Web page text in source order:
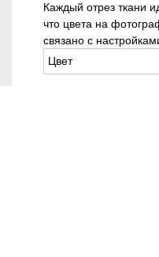
Каждый отрез ткани
что цвета на
связано с
Цвет